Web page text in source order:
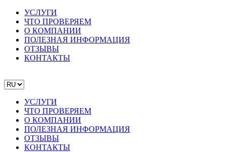
УСЛУГИ
ЧТО ПРОВЕРЯЕМ
О КОМПАНИИ
ПОЛЕЗНАЯ ИНФОРМАЦИЯ
ОТЗЫВЫ
КОНТАКТЫ
УСЛУГИ
ЧТО ПРОВЕРЯЕМ
О КОМПАНИИ
ПОЛЕЗНАЯ ИНФОРМАЦИЯ
ОТЗЫВЫ
КОНТАКТЫ